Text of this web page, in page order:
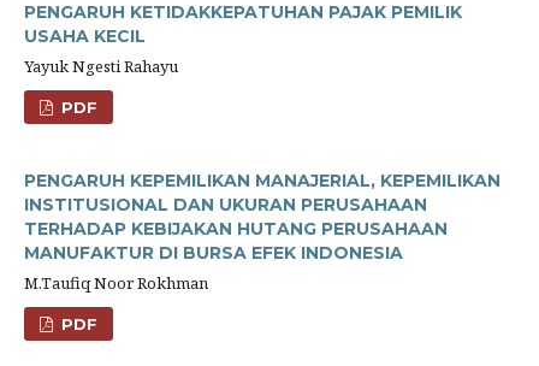
PENGARUH KETIDAKKEPATUHAN PAJAK PEMILIK
USAHA KECIL
Yayuk Ngesti Rahayu
PDF
PENGARUH KEPEMILIKAN MANAJERIAL, KEPEMILIKAN
INSTITUSIONAL DAN UKURAN PERUSAHAAN
TERHADAP KEBIJAKAN HUTANG PERUSAHAAN
MANUFAKTUR DI BURSA EFEK INDONESIA
M.Taufiq Noor Rokhman
PDF